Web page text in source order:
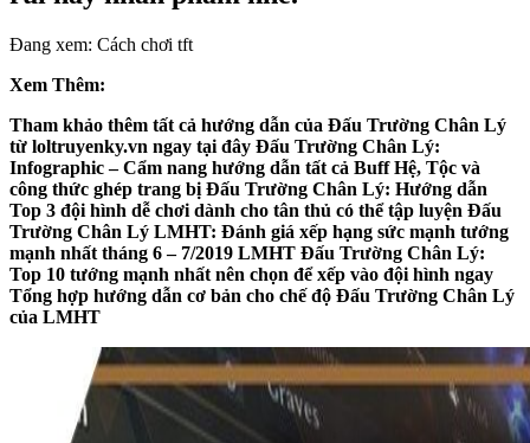
Đang xem: Cách chơi tft
Xem Thêm:
Tham khảo thêm tất cả hướng dẫn của Đấu Trường Chân Lý
từ loltruyenky.vn ngay tại đây Đấu Trường Chân Lý:
Infographic – Cẩm nang hướng dẫn tất cả Buff Hệ, Tộc và
công thức ghép trang bị Đấu Trường Chân Lý: Hướng dẫn
Top 3 đội hình dễ chơi dành cho tân thủ có thể tập luyện Đấu
Trường Chân Lý LMHT: Đánh giá xếp hạng sức mạnh tướng
mạnh nhất tháng 6 – 7/2019 LMHT Đấu Trường Chân Lý:
Top 10 tướng mạnh nhất nên chọn để xếp vào đội hình ngay
Tổng hợp hướng dẫn cơ bản cho chế độ Đấu Trường Chân Lý
của LMHT